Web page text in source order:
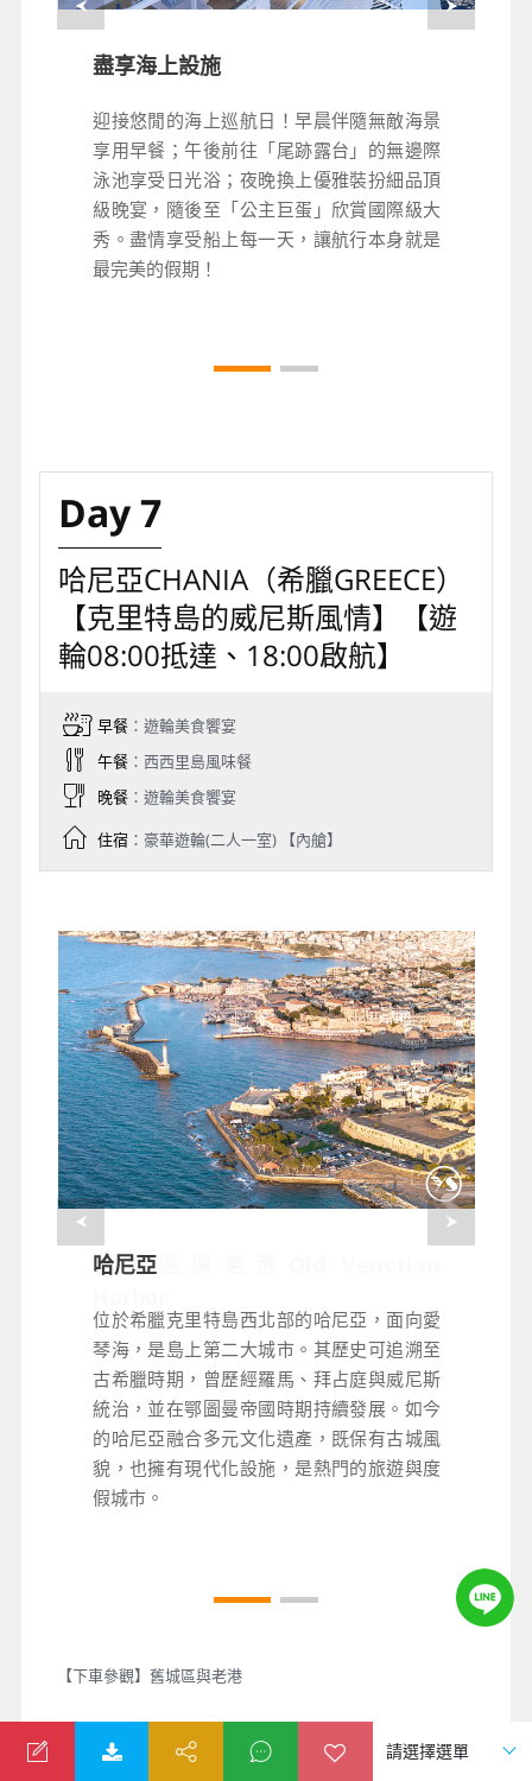
盡享海上設施
迎接悠閒的海上巡航日！早晨伴隨無敵海景
享用早餐；午後前往「尾跡露台」的無邊際
泳池享受日光浴；夜晚換上優雅裝扮細品頂
級晚宴，隨後至「公主巨蛋」欣賞國際級大
秀。盡情享受船上每一天，讓航行本身就是
最完美的假期！
盡享海上設施
迎接悠閒的海上巡航日！早晨伴隨無敵海景
享用早餐；午後前往「尾跡露台」的無邊際
泳池享受日光浴；夜晚換上優雅裝扮細品頂
級晚宴，隨後至「公主巨蛋」欣賞國際級大
秀。盡情享受船上每一天，讓航行本身就是
最完美的假期！
Day 7
哈尼亞CHANIA（希臘GREECE）
【克里特島的威尼斯風情】【遊
輪08:00抵達、18:00啟航】
早餐：遊輪美食饗宴
午餐：西西里島風味餐
晚餐：遊輪美食饗宴
住宿：豪華遊輪(二人一室) 【內艙】
舊城區與老港Old Venetian
是最具代表性的景點，保存完善的威尼斯城
牆、彩色建築與狹窄石板街道極具特色。港
口盡頭矗立著歷史悠久的哈尼亞燈塔，為城
市地標之一。周邊遍布咖啡館、餐廳與特色
小店，悠閒漫步其間，感受地中海港灣浪漫
風情。
哈尼亞
位於希臘克里特島西北部的哈尼亞，面向愛
琴海，是島上第二大城市。其歷史可追溯至
古希臘時期，曾歷經羅馬、拜占庭與威尼斯
統治，並在鄂圖曼帝國時期持續發展。如今
的哈尼亞融合多元文化遺產，既保有古城風
貌，也擁有現代化設施，是熱門的旅遊與度
假城市。
【下車參觀】舊城區與老港